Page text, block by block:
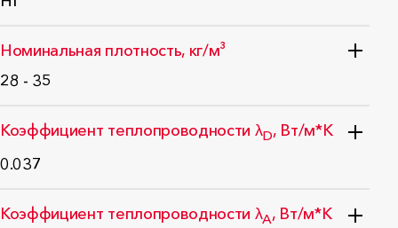
Номинальная плотность, кг/м³
28 - 35
Коэффициент теплопроводности λD, Вт/м*К
0.037
Коэффициент теплопроводности λА, Вт/м*К